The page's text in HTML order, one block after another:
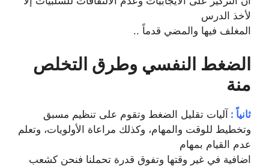
ﻷخذ الدرس
المغلف فيها والمضي قدماً ..
الضغط النفسي وطرق التخلص
منة
ثانياً : آليات تقليل الضغط وتقوم على تنظيم مسبق
وتخطيط للوقت والمهام، وكذلك مراعاة اﻷولويات، وتعلم
عدم القيام بمهام
اضافية في غير وقتها وتفوق قدرة تحملنا فنحن كشعب